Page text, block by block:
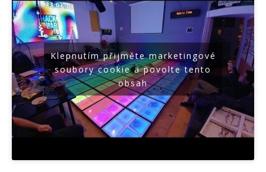
Klepnutím přijměte marketingové
soubory cookie a povolte tento
obsah